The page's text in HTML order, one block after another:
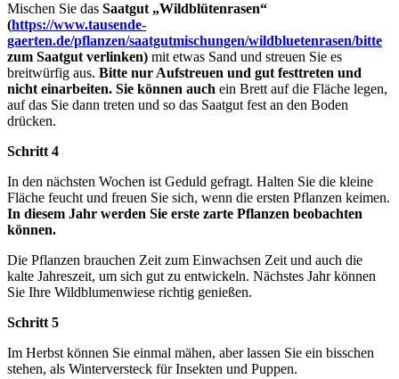
Mischen Sie das Saatgut „Wildblütenrasen“
(https://www.tausende-
gaerten.de/pflanzen/saatgutmischungen/wildbluetenrasen/bitte
zum Saatgut verlinken) mit etwas Sand und streuen Sie es
breitwürfig aus. Bitte nur Aufstreuen und gut festtreten und
nicht einarbeiten. Sie können auch ein Brett auf die Fläche legen,
auf das Sie dann treten und so das Saatgut fest an den Boden
drücken.
Schritt 4
In den nächsten Wochen ist Geduld gefragt. Halten Sie die kleine
Fläche feucht und freuen Sie sich, wenn die ersten Pflanzen keimen.
In diesem Jahr werden Sie erste zarte Pflanzen beobachten
können.
Die Pflanzen brauchen Zeit zum Einwachsen Zeit und auch die
kalte Jahreszeit, um sich gut zu entwickeln. Nächstes Jahr können
Sie Ihre Wildblumenwiese richtig genießen.
Schritt 5
Im Herbst können Sie einmal mähen, aber lassen Sie ein bisschen
stehen, als Winterversteck für Insekten und Puppen.